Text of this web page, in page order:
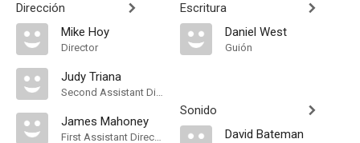
Dirección
Mike Hoy
Director
Judy Triana
Second Assistant Director
James Mahoney
First Assistant Director
Escritura
Daniel West
Guión
Sonido
David Bateman